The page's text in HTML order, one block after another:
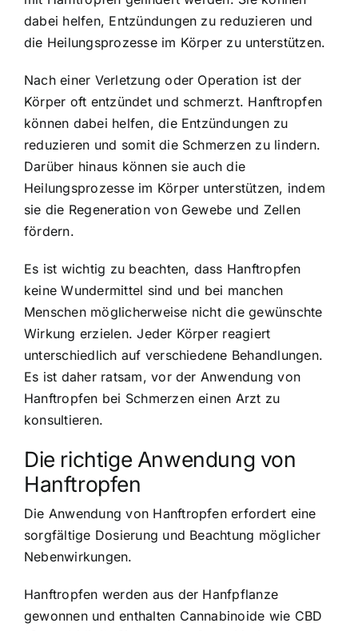
dabei helfen, Entzündungen zu reduzieren und
die Heilungsprozesse im Körper zu unterstützen.
Nach einer Verletzung oder Operation ist der
Körper oft entzündet und schmerzt. Hanftropfen
können dabei helfen, die Entzündungen zu
reduzieren und somit die Schmerzen zu lindern.
Darüber hinaus können sie auch die
Heilungsprozesse im Körper unterstützen, indem
sie die Regeneration von Gewebe und Zellen
fördern.
Es ist wichtig zu beachten, dass Hanftropfen
keine Wundermittel sind und bei manchen
Menschen möglicherweise nicht die gewünschte
Wirkung erzielen. Jeder Körper reagiert
unterschiedlich auf verschiedene Behandlungen.
Es ist daher ratsam, vor der Anwendung von
Hanftropfen bei Schmerzen einen Arzt zu
konsultieren.
Die richtige Anwendung von
Hanftropfen
Die Anwendung von Hanftropfen erfordert eine
sorgfältige Dosierung und Beachtung möglicher
Nebenwirkungen.
Hanftropfen werden aus der Hanfpflanze
gewonnen und enthalten Cannabinoide wie CBD